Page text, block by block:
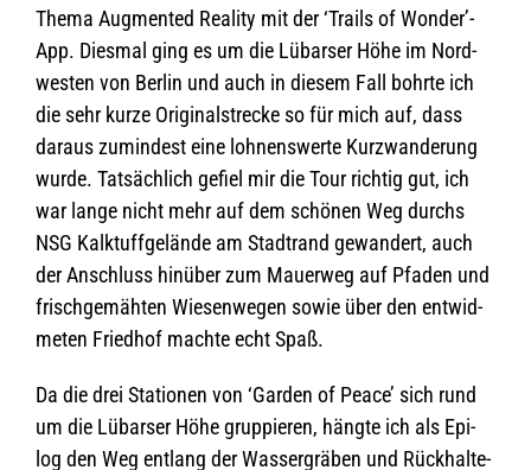
Thema Aug­men­ted Rea­lity mit der ‘Trails of Wonder’-
App. Dies­mal ging es um die Lübarser Höhe im Nord­
wes­ten von Ber­lin und auch in die­sem Fall bohrte ich
die sehr kurze Ori­gi­nal­stre­cke so für mich auf, dass
dar­aus zumin­dest eine loh­nens­werte Kurz­wan­de­rung
wurde. Tat­säch­lich gefiel mir die Tour rich­tig gut, ich
war lange nicht mehr auf dem schö­nen Weg durchs
NSG Kalk­tuff­ge­lände am Stadt­rand gewan­dert, auch
der Anschluss hin­über zum Mau­er­weg auf Pfa­den und
frisch­ge­mäh­ten Wie­sen­we­gen sowie über den ent­wid­
me­ten Fried­hof machte echt Spaß.
Da die drei Sta­tio­nen von ‘Gar­den of Peace’ sich rund
um die Lübarser Höhe grup­pie­ren, hängte ich als Epi­
log den Weg ent­lang der Was­ser­grä­ben und Rück­hal­te­